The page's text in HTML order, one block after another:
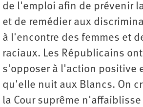
de l'emploi afin de prévenir
et de remédier aux
à l'encontre des femmes et
raciaux. Les Républicains
s'opposer à l'action positive
qu'elle nuit aux Blancs. On
la Cour suprême